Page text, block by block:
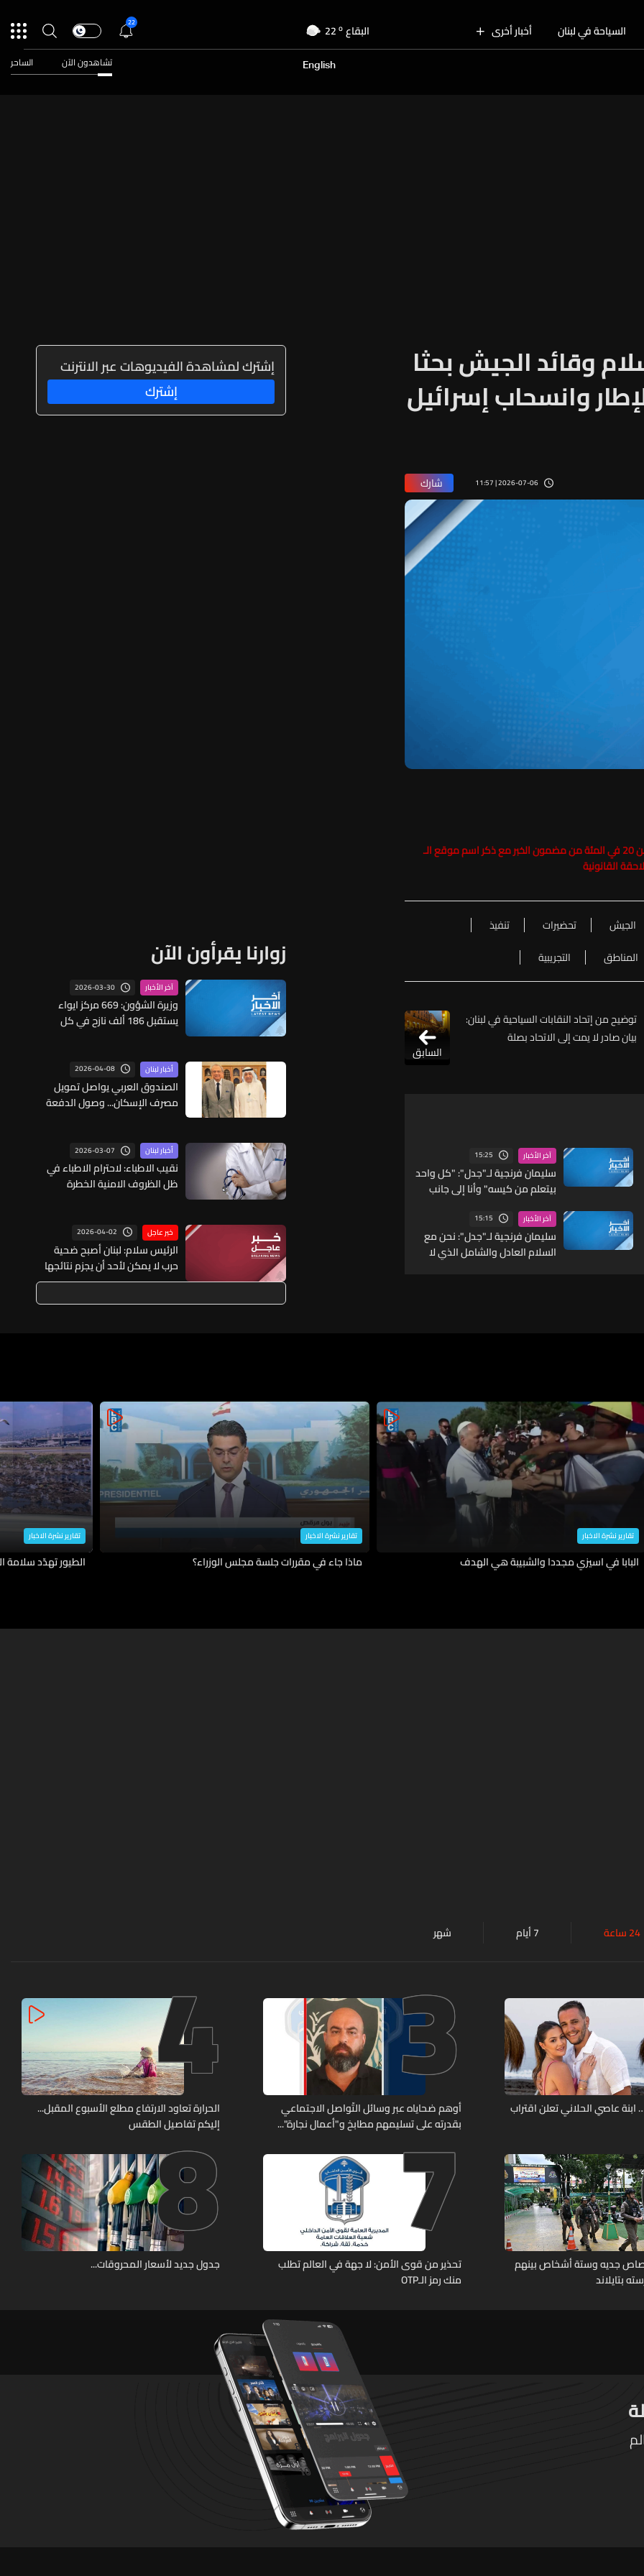
السياحة في لبنان أخبار أخرى البقاع 22 o
الجنوب 26o
26
22
English تشاهدون الآن الساحر
وقائد الجيش بحثا
وانسحاب إسرائيل
2026-07-06 | 11:57 شارك
حفاظاً على حقوق الملكية الفكرية يرجى عدم نسخ ما يزيد عن 20 في المئة من مضمون الخبر مع ذكر اسم موقع الـ
الجيش تحضيرات
تنفيذ
المناطق التجريبية
توضيح من إتحاد النقابات السياحية في لبنان:
بيان صادر لا يمت إلى الاتحاد بصلة
السابق
آخر الأخبار 15:25
سليمان فرنجية لـ"جدل": "كل واحد
بيتعلم من كيسه" وأنا إلى جانب
ووحدتنا الداخلية وتفاهمنا هي
الحل وعلينا أن نتعلم مما يحصل
في المنطقة ونستفيد منه
آخر الأخبار 15:15
سليمان فرنجية لـ"جدل": نحن مع
السلام العادل والشامل الذي لا
إشترك لمشاهدة الفيديوهات عبر الانترنت
إشترك
زوارنا يقرأون الآن
آخر الأخبار 2026-03-30
وزيرة الشؤون: 669 مركز ايواء
يستقبل 186 ألف نازح في كل
بطنية وفرشة
أخبار لبنان 2026-04-08
الصندوق العربي يواصل تمويل
مصرف الإسكان... وصول الدفعة
أخبار لبنان 2026-03-07
نقيب الاطباء: لاحترام الاطباء في
ظل الظروف الامنية الخطرة
خبر عاجل 2026-04-02
الرئيس سلام: لبنان أصبح ضحية
حرب لا يمكن لأحد أن يجزم نتائجها
أو موعد انتهائها لذلك نضاعف
تقارير نشرة الاخبار
البابا في اسيزي مجددا والشبيبة هي الهدف
تقارير نشرة الاخبار
ماذا جاء في مقررات جلسة مجلس الوزراء؟
تقارير نشرة الاخبار
الطيور تهدّد سلامة
24 ساعة 7 أيام شهر
عاصي الحلاني تعلن اقتراب
3
أوهم ضحاياه عبر وسائل التّواصل الاجتماعي
بقدرته على تسليمهم مطابخ و"أعمال نجارة"...
4
الحرارة تعاود الارتفاع مطلع الأسبوع المقبل...
إليكم تفاصيل الطقس
جديه وستة أشخاص بينهم
بتايلاند
7
تحذير من قوى الأمن: لا جهة في العالم تطلب
منك رمز الـOTP
8
جدول جديد لأسعار المحروقات...